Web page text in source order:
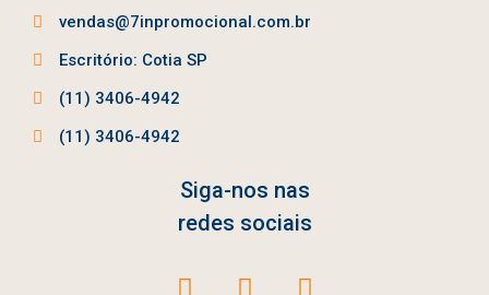
vendas@7inpromocional.com.br
Escritório: Cotia SP
(11) 3406-4942
(11) 3406-4942
Siga-nos nas
redes sociais